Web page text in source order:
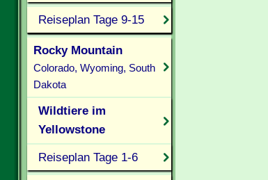
Reiseplan Tage 9-15
Rocky Mountain
Colorado, Wyoming, South
Dakota
Wildtiere im
Yellowstone
Reiseplan Tage 1-6